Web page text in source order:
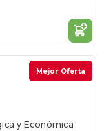
Mejor Oferta
y Económica